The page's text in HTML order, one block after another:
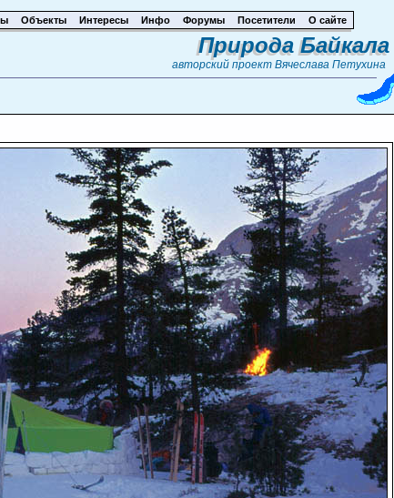
Объекты Интересы Инфо Форумы Посетители О сайте
Природа Байкала
авторский проект Вячеслава Петухина